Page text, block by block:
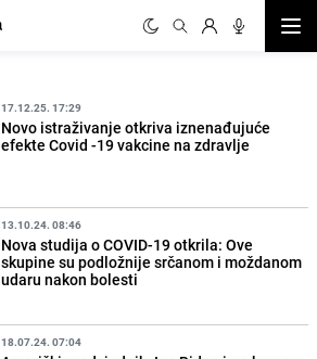
17.12.25. 17:29
Novo istraživanje otkriva iznenađujuće
efekte Covid -19 vakcine na zdravlje
13.10.24. 08:46
Nova studija o COVID-19 otkrila: Ove
skupine su podložnije srčanom i moždanom
udaru nakon bolesti
18.07.24. 07:04